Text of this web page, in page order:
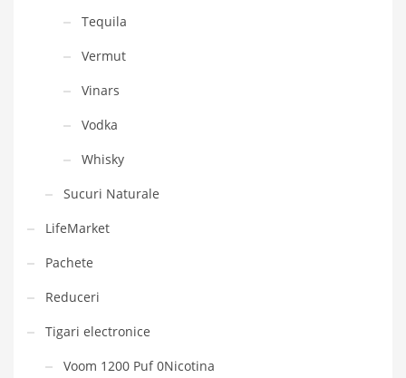
Tequila
Vermut
Vinars
Vodka
Whisky
Sucuri Naturale
LifeMarket
Pachete
Reduceri
Tigari electronice
Voom 1200 Puf 0Nicotina